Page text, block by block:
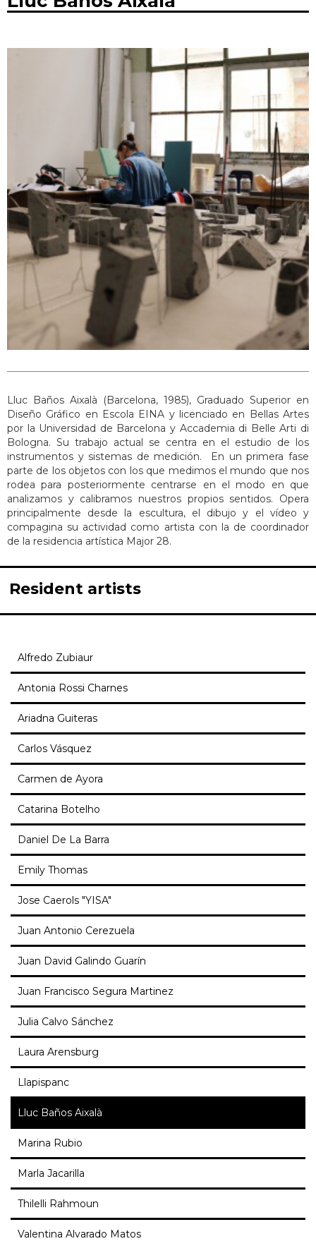
Lluc Baños Aixalà (Barcelona, 1985), Graduado Superior en
Diseño Gráfico en Escola EINA y licenciado en Bellas Artes
por la Universidad de Barcelona y Accademia di Belle Arti di
Bologna. Su trabajo actual se centra en el estudio de los
instrumentos y sistemas de medición. En un primera fase
parte de los objetos con los que medimos el mundo que nos
rodea para posteriormente centrarse en el modo en que
analizamos y calibramos nuestros propios sentidos. Opera
principalmente desde la escultura, el dibujo y el vídeo y
compagina su actividad como artista con la de coordinador
de la residencia artística Major 28.
Resident artists
Alfredo Zubiaur
Antonia Rossi Charnes
Ariadna Guiteras
Carlos Vásquez
Carmen de Ayora
Catarina Botelho
Daniel De La Barra
Emily Thomas
Jose Caerols "YISA"
Juan Antonio Cerezuela
Juan David Galindo Guarín
Juan Francisco Segura Martinez
Julia Calvo Sánchez
Laura Arensburg
Llapispanc
Lluc Baños Aixalà
Marina Rubio
Marla Jacarilla
Thilelli Rahmoun
Valentina Alvarado Matos